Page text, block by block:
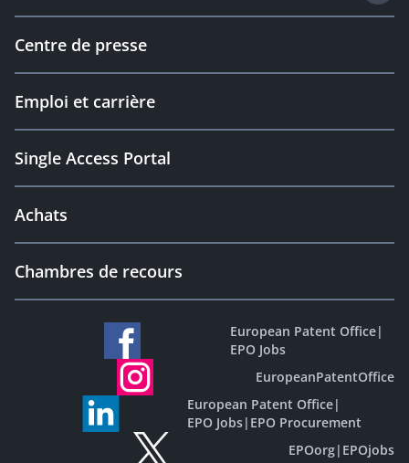
Centre de presse
Emploi et carrière
Single Access Portal
Achats
Chambres de recours
European Patent Office|
EPO Jobs
EuropeanPatentOffice
European Patent Office|
EPO Jobs| EPO Procurement
EPOorg| EPOjobs